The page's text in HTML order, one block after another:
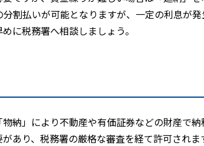
分割払いが可能となりますが、一定の利息が発
に税務署へ相談しましょう。
納」により不動産や有価証券などの財産で納
あり、税務署の厳格な審査を経て許可されま